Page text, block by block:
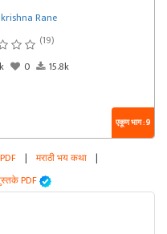
Rane
(19)
0 15.8k
एकूण भाग : 9
| मराठी भय कथा |
PDF